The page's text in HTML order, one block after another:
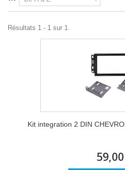
Résultats 1 - 1 sur 1.
Kit integration 2 DIN